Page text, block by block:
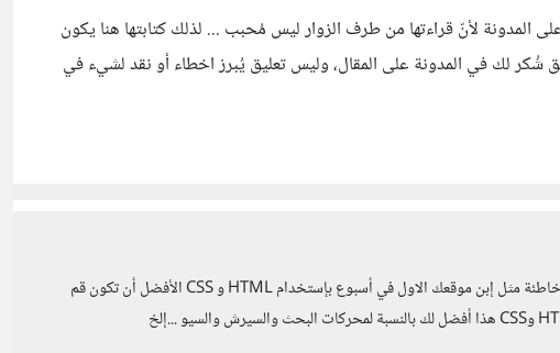
المدونة لأنّ قراءتها من طرف الزوار ليس مُحبب ... لذلك كتابتها هنا يكون
لك في المدونة على المقال، وليس تعليق يُبرز اخطاء أو نقد لشيء في
بالإضافة إلى بعض تراكيب الجُمل في المقال خاطئة مثل إبن موقعك الاول في أسبوع بإستخدام HTML و CSS الأفضل أن تكون قم